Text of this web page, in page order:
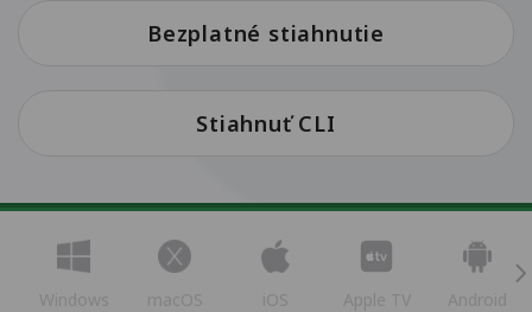
Bezplatné stiahnutie
Stiahnuť CLI
Windows macOS iOS Apple TV Android